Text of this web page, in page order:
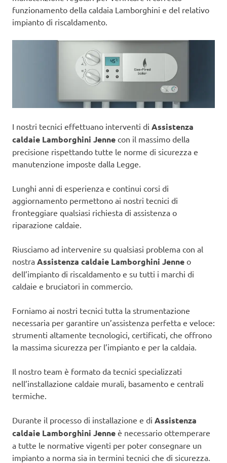
funzionamento della caldaia Lamborghini e del relativo
impianto di riscaldamento.
I nostri tecnici effettuano interventi di Assistenza
caldaie Lamborghini Jenne con il massimo della
precisione rispettando tutte le norme di sicurezza e
manutenzione imposte dalla Legge.
Lunghi anni di esperienza e continui corsi di
aggiornamento permettono ai nostri tecnici di
fronteggiare qualsiasi richiesta di assistenza o
riparazione caldaie.
Riusciamo ad intervenire su qualsiasi problema con al
nostra Assistenza caldaie Lamborghini Jenne o
dell’impianto di riscaldamento e su tutti i marchi di
caldaie e bruciatori in commercio.
Forniamo ai nostri tecnici tutta la strumentazione
necessaria per garantire un’assistenza perfetta e veloce:
strumenti altamente tecnologici, certificati, che offrono
la massima sicurezza per l’impianto e per la caldaia.
Il nostro team è formato da tecnici specializzati
nell’installazione caldaie murali, basamento e centrali
termiche.
Durante il processo di installazione e di Assistenza
caldaie Lamborghini Jenne è necessario ottemperare
a tutte le normative vigenti per poter consegnare un
impianto a norma sia in termini tecnici che di sicurezza.